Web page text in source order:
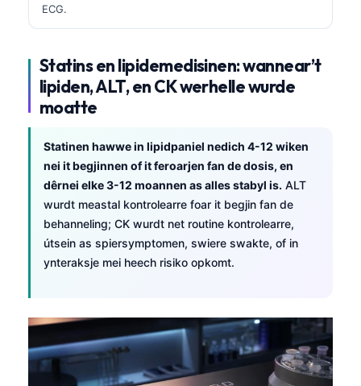
ECG.
Statins en lipidemedisinen: wannear’t
lipiden, ALT, en CK werhelle wurde
moatte
Statinen hawwe in lipidpaniel nedich 4-12 wiken
nei it begjinnen of it feroarjen fan de dosis, en
dêrnei elke 3-12 moannen as alles stabyl is. ALT
wurdt meastal kontrolearre foar it begjin fan de
behanneling; CK wurdt net routine kontrolearre,
útsein as spiersymptomen, swiere swakte, of in
ynteraksje mei heech risiko opkomt.